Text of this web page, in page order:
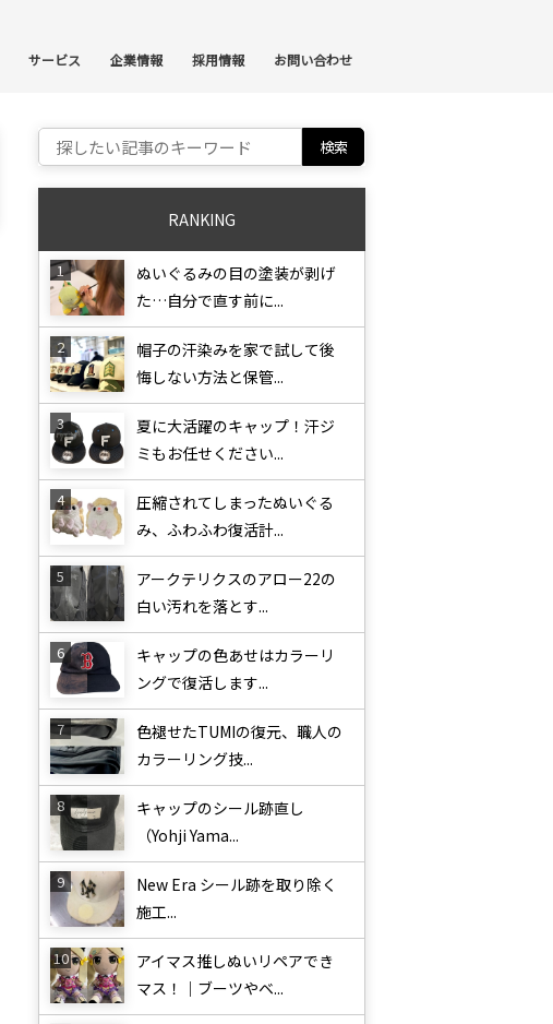
サービス 企業情報 採用情報 お問い合わせ
Search for:
RANKING
ぬいぐるみの目の塗装が剥げ
た…自分で直す前に...
帽子の汗染みを家で試して後
悔しない方法と保管...
夏に大活躍のキャップ！汗ジ
ミもお任せください...
圧縮されてしまったぬいぐる
み、ふわふわ復活計...
アークテリクスのアロー22の
白い汚れを落とす...
キャップの色あせはカラーリ
ングで復活します...
色褪せたTUMIの復元、職人の
カラーリング技...
キャップのシール跡直し
（Yohji Yama...
New Era シール跡を取り除く
施工...
アイマス推しぬいリペアでき
マス！｜ブーツやベ...